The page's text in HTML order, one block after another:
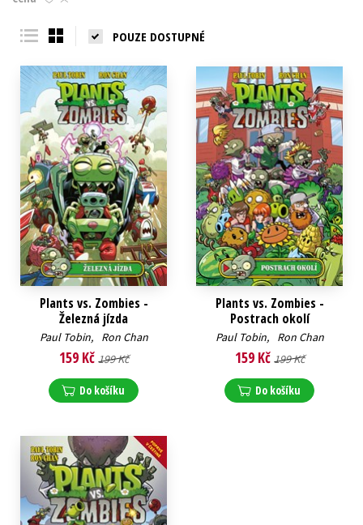
Young adult (SK)
POUZE DOSTUPNÉ
Plants vs. Zombies -
Železná jízda
Paul Tobin, Ron Chan
159 Kč 199 Kč
Do košíku
Plants vs. Zombies -
Postrach okolí
Paul Tobin, Ron Chan
159 Kč 199 Kč
Do košíku